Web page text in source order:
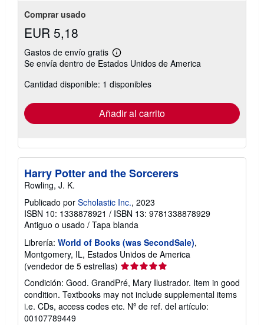
Comprar usado
EUR 5,18
Gastos de envío gratis
Más
información
las
tarifas
envío
Se envía dentro de Estados Unidos de America
Cantidad disponible: 1 disponibles
Añadir al carrito
Harry Potter and the Sorcerers
Rowling, J. K.
Publicado por Scholastic Inc., 2023
ISBN 10: 1338878921 / ISBN 13: 9781338878929
Antiguo o usado / Tapa blanda
Librería: World of Books (was SecondSale),
Montgomery, IL, Estados Unidos de America
(vendedor de 5 estrellas) Calificación
del
vendedor:
5
de
Condición: Good. GrandPré, Mary Ilustrador. Item in good
condition. Textbooks may not include supplemental items
i.e. CDs, access codes etc. Nº de ref. del artículo:
00107789449